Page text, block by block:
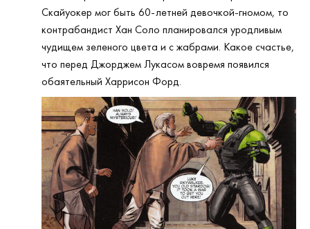
Скайуокер мог быть 60-летней девочкой-гномом, то
контрабандист Хан Соло планировался уродливым
чудищем зеленого цвета и с жабрами. Какое счастье,
что перед Джорджем Лукасом вовремя появился
обаятельный Харрисон Форд.